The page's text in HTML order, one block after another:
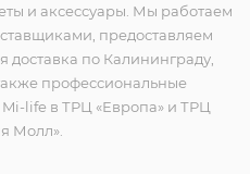
и аксессуары. Мы работаем
предоставляем
доставка по Калининграду,
профессиональные
life в ТРЦ «Европа» и ТРЦ
Молл».